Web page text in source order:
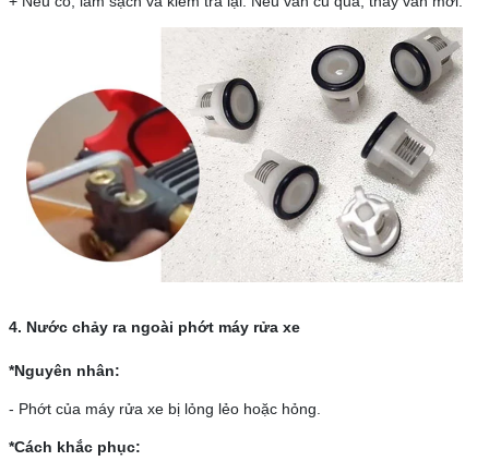
4. Nước chảy ra ngoài phớt máy rửa xe
*Nguyên nhân:
- Phớt của máy rửa xe bị lỏng lẻo hoặc hỏng.
*Cách khắc phục: